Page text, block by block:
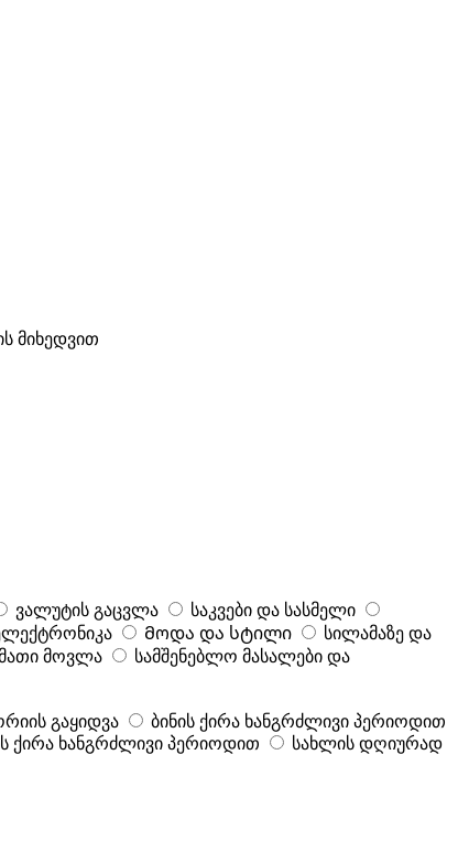
მიხედვით
ვალუტის გაცვლა
საკვები და სასმელი
Მოდა და სტილი
სილამაზე და
მოვლა
სამშენებლო მასალები და
გაყიდვა
ბინის ქირა ხანგრძლივი პერიოდით
ქირა ხანგრძლივი პერიოდით
სახლის დღიურად